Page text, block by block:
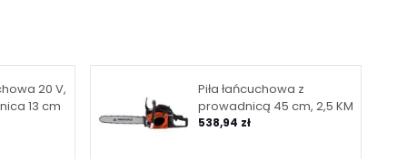
20 V,
13 cm
Piła łańcuchowa z
prowadnicą 45 cm, 2,5 KM
538,94 zł